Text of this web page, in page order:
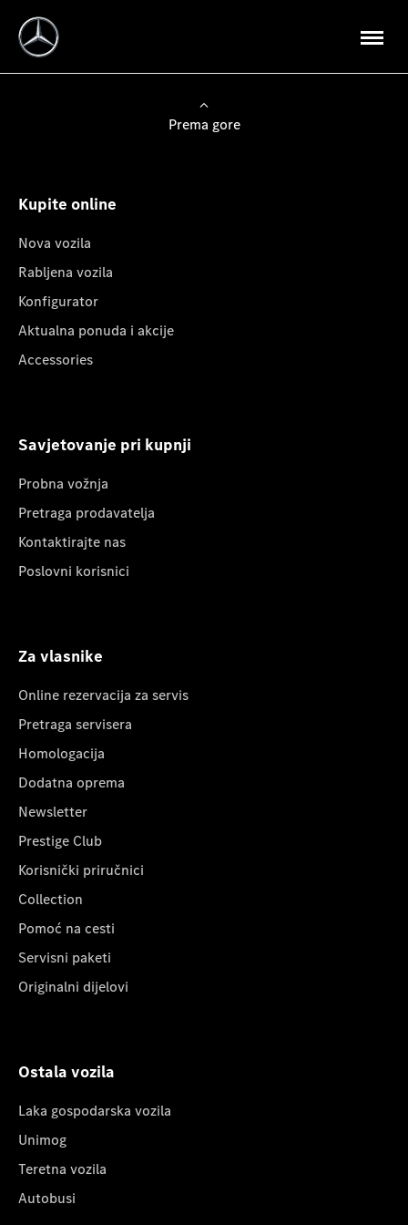
Prema gore
Kupite online
Nova vozila
Rabljena vozila
Konfigurator
Aktualna ponuda i akcije
Accessories
Savjetovanje pri kupnji
Probna vožnja
Pretraga prodavatelja
Kontaktirajte nas
Poslovni korisnici
Za vlasnike
Online rezervacija za servis
Pretraga servisera
Homologacija
Dodatna oprema
Newsletter
Prestige Club
Korisnički priručnici
Collection
Pomoć na cesti
Servisni paketi
Originalni dijelovi
Ostala vozila
Laka gospodarska vozila
Unimog
Teretna vozila
Autobusi